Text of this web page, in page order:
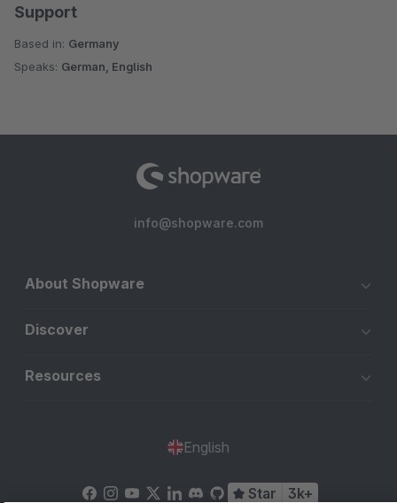
Support
Based in: Germany
Speaks: German, English
info@shopware.com
About Shopware
Discover
Resources
English
Star 3k+